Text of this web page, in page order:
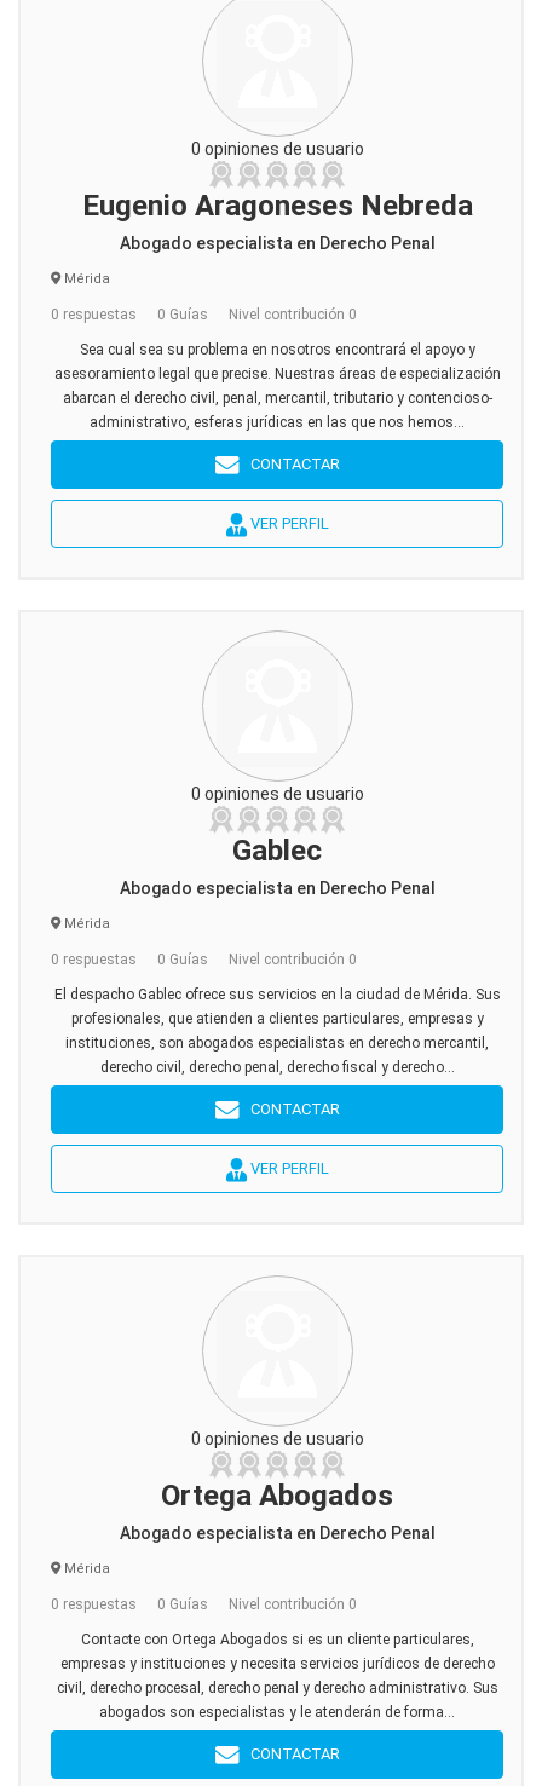
0 opiniones de usuario
Eugenio Aragoneses Nebreda
Abogado especialista en Derecho Penal
Mérida
0 respuestas 0 Guías Nivel contribución 0
Sea cual sea su problema en nosotros encontrará el apoyo y
asesoramiento legal que precise. Nuestras áreas de especialización
abarcan el derecho civil, penal, mercantil, tributario y contencioso-
administrativo, esferas jurídicas en las que nos hemos...
CONTACTAR
VER PERFIL
0 opiniones de usuario
Gablec
Abogado especialista en Derecho Penal
Mérida
0 respuestas 0 Guías Nivel contribución 0
El despacho Gablec ofrece sus servicios en la ciudad de Mérida. Sus
profesionales, que atienden a clientes particulares, empresas y
instituciones, son abogados especialistas en derecho mercantil,
derecho civil, derecho penal, derecho fiscal y derecho...
CONTACTAR
VER PERFIL
0 opiniones de usuario
Ortega Abogados
Abogado especialista en Derecho Penal
Mérida
0 respuestas 0 Guías Nivel contribución 0
Contacte con Ortega Abogados si es un cliente particulares,
empresas y instituciones y necesita servicios jurídicos de derecho
civil, derecho procesal, derecho penal y derecho administrativo. Sus
abogados son especialistas y le atenderán de forma...
CONTACTAR